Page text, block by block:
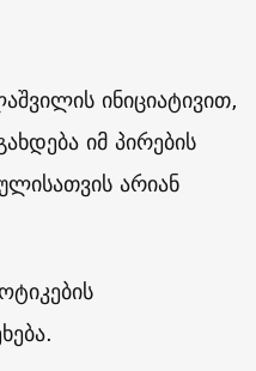
ინიციატივით,
იმ პირების
არიან